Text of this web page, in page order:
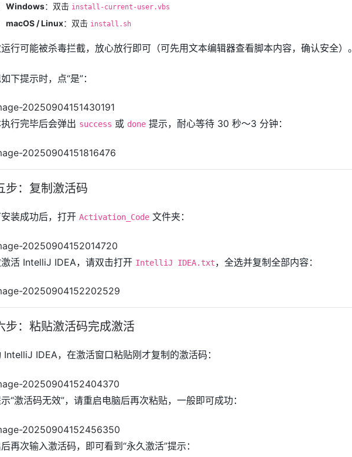
Windows：双击 install-current-user.vbs
macOS / Linux：双击 install.sh
行可能被杀毒拦截，放心放行即可（可先用文本编辑器查看脚本内容，确认安全）。
下提示时，点“是”：
行完毕后会弹出 success 或 done 提示，耐心等待 30 秒～3 分钟：
步：复制激活码
装成功后，打开 Activation_Code 文件夹：
活 IntelliJ IDEA，请双击打开 IntelliJ IDEA.txt，全选并复制全部内容：
步：粘贴激活码完成激活
IntelliJ IDEA，在激活窗口粘贴刚才复制的激活码：
“激活码无效”，请重启电脑后再次粘贴，一般即可成功：
再次输入激活码，即可看到“永久激活”提示：